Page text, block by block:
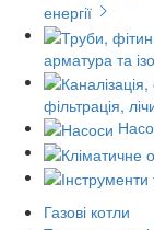
енергії
арматура та
фільтрація,
Газові котли